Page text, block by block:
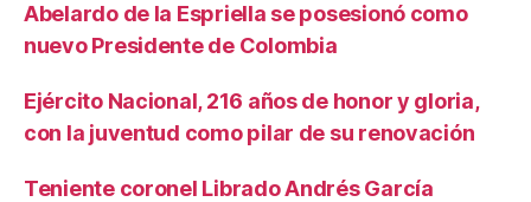
Abelardo de la Espriella se posesionó como
nuevo Presidente de Colombia
Ejército Nacional, 216 años de honor y gloria,
con la juventud como pilar de su renovación
Teniente coronel Librado Andrés García